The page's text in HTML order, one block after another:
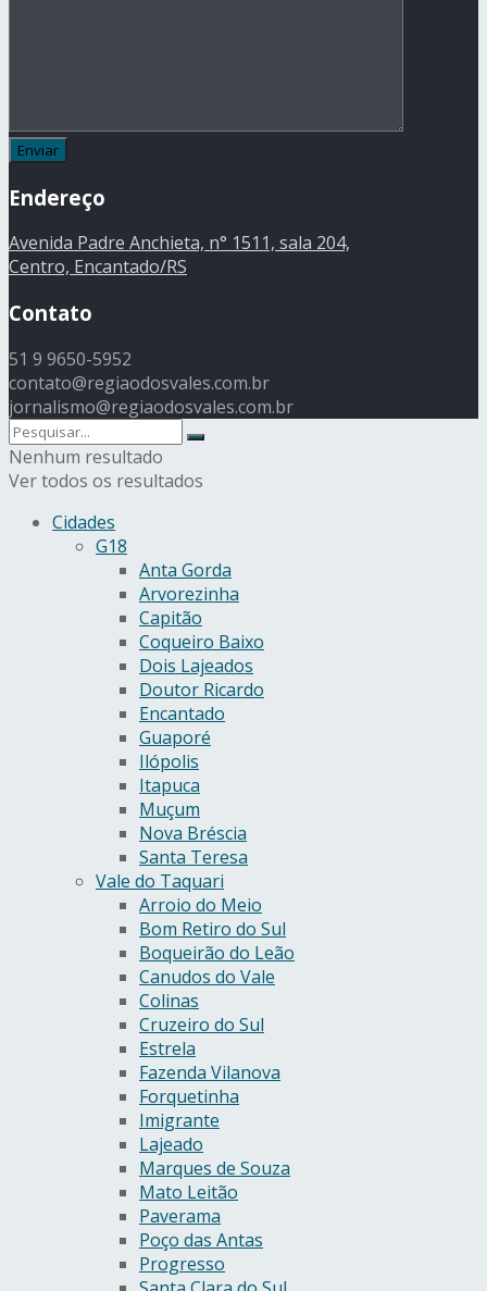
Endereço
Avenida Padre Anchieta, n° 1511, sala 204,
Centro, Encantado/RS
Contato
51 9 9650-5952
contato@regiaodosvales.com.br
jornalismo@regiaodosvales.com.br
Nenhum resultado
Ver todos os resultados
Cidades
G18
Anta Gorda
Arvorezinha
Capitão
Coqueiro Baixo
Dois Lajeados
Doutor Ricardo
Encantado
Guaporé
Ilópolis
Itapuca
Muçum
Nova Bréscia
Santa Teresa
Vale do Taquari
Arroio do Meio
Bom Retiro do Sul
Boqueirão do Leão
Canudos do Vale
Colinas
Cruzeiro do Sul
Estrela
Fazenda Vilanova
Forquetinha
Imigrante
Lajeado
Marques de Souza
Mato Leitão
Paverama
Poço das Antas
Progresso